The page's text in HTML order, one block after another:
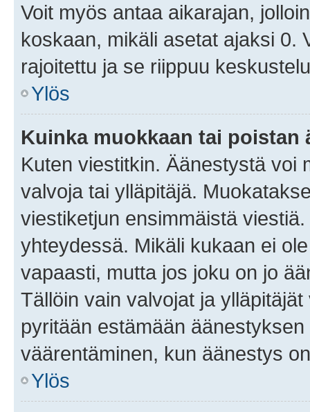
Voit myös antaa aikarajan,
koskaan, mikäli asetat ajaksi 0.
rajoitettu ja se riippuu
Ylös
Kuinka muokkaan tai poistan
Kuten viestitkin. Äänestystä voi
valvoja tai ylläpitäjä.
viestiketjun ensimmäistä
yhteydessä. Mikäli kukaan ei
vapaasti, mutta jos joku on jo
Tällöin vain valvojat ja
pyritään estämään
väärentäminen, kun äänestys
Ylös